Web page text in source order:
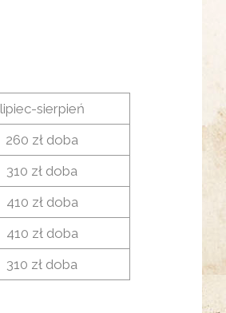
lipiec-sierpień
260 zł doba
310 zł doba
410 zł doba
410 zł doba
310 zł doba